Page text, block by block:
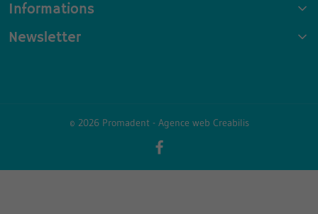
Informations
Newsletter
© 2026 Promadent - Agence web Creabilis